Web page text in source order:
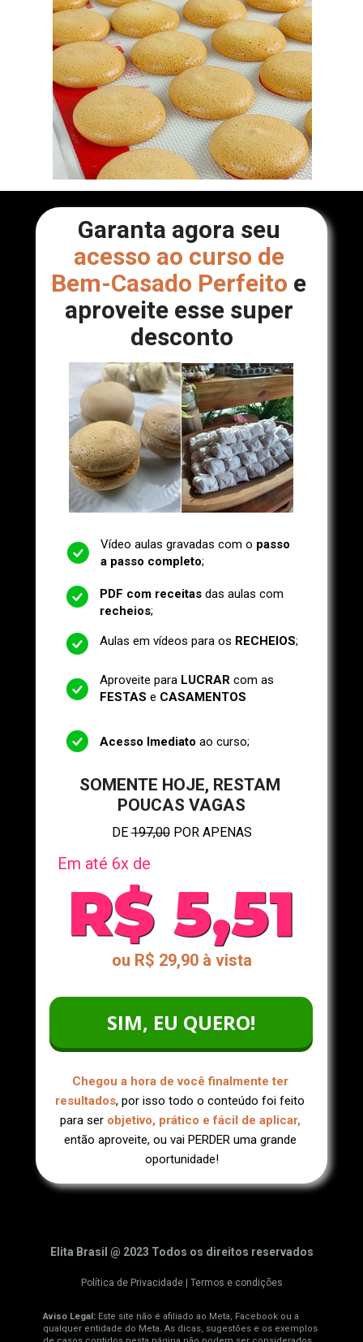
acesso ao curso de
Bem-Casado Perfeito e
aproveite esse super
desconto
Vídeo aulas gravadas com o passo
a passo completo;
PDF com receitas
recheios;
Aulas em vídeos para os RECHEIOS;
Aproveite para LUCRAR
FESTAS e CASAMENTOS
Acesso Imediato ao curso;
Chegou a hora de você finalmente ter
resultados, por isso todo o conteúdo foi feito
para ser objetivo, prático e fácil de aplicar,
então aproveite, ou vai PERDER uma grande
oportunidade!
SIM, EU QUERO!
ou R$ 29,90 à vista
Em até 6x de
R$ 5,51
SOMENTE HOJE, RESTAM
POUCAS VAGAS
DE 197,00 POR APENAS
Elita Brasil @ 2023 Todos os direitos reservados
Política de Privacidade | Termos e condições
Aviso Legal: Este site não é afiliado ao Meta, Facebook ou a
qualquer entidade do Meta. As dicas, sugestões e os exemplos